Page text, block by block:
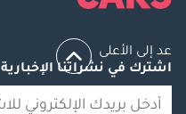
عد إلى الأعلى
اشترك في نشراتنا الإخبارية